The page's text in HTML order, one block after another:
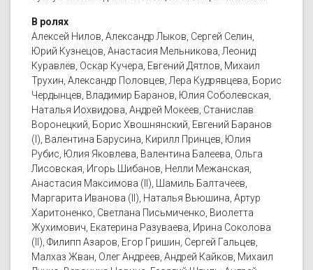
В ролях
Алексей Нилов, Александр Лыков, Сергей Селин,
Юрий Кузнецов, Анастасия Мельникова, Леонид
Куравлёв, Оскар Кучера, Евгений Дятлов, Михаил
Трухин, Александр Половцев, Лера Кудрявцева, Борис
Чердынцев, Владимир Баранов, Юлия Соболевская,
Наталья Иохвидова, Андрей Мокеев, Станислав
Воронецкий, Борис Хвошнянский, Евгений Баранов
(I), Валентина Барусина, Кирилл Принцев, Юлия
Рубис, Юлия Яковлева, Валентина Балеева, Ольга
Лисовская, Игорь Шибанов, Нелли Межанская,
Анастасия Максимова (II), Шамиль Балтачеев,
Маргарита Иванова (II), Наталья Вьюшина, Артур
Харитоненко, Светлана Письмиченко, Виолетта
Жухимович, Екатерина Разуваева, Ирина Соколова
(II), Филипп Азаров, Егор Гришин, Сергей Гальцев,
Малхаз Жван, Олег Андреев, Андрей Кайков, Михаил